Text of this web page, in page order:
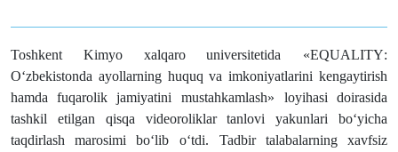
Toshkent Kimyo xalqaro universitetida «EQUALITY:
O‘zbekistonda ayollarning huquq va imkoniyatlarini kengaytirish
hamda
fuqarolik jamiyatini mustahkamlash» loyihasi
doirasida
tashkil
etilgan qisqa videoroliklar tanlovi yakunlari bo‘yicha
taqdirlash
marosimi bo‘lib o‘tdi. Tadbir talabalarning
xavfsiz